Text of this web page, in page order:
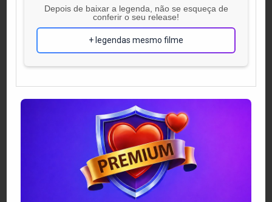
Depois de baixar a legenda, não se esqueça de
conferir o seu release!
+ legendas mesmo filme